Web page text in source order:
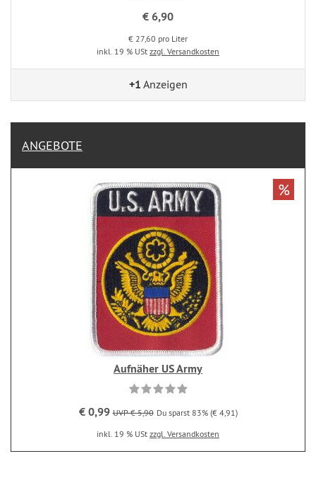
€ 6,90
€ 27,60 pro Liter
inkl. 19 % USt zzgl. Versandkosten
+1 Anzeigen
ANGEBOTE
Aufnäher US Army
€ 0,99 UVP € 5,90 Du sparst 83% (€ 4,91)
inkl. 19 % USt zzgl. Versandkosten
%